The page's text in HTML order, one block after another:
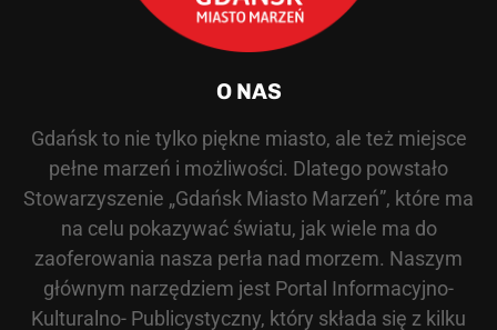
O NAS
Gdańsk to nie tylko piękne miasto, ale też miejsce
pełne marzeń i możliwości. Dlatego powstało
Stowarzyszenie „Gdańsk Miasto Marzeń”, które ma
na celu pokazywać światu, jak wiele ma do
zaoferowania nasza perła nad morzem. Naszym
głównym narzędziem jest Portal Informacyjno-
Kulturalno- Publicystyczny, który składa się z kilku